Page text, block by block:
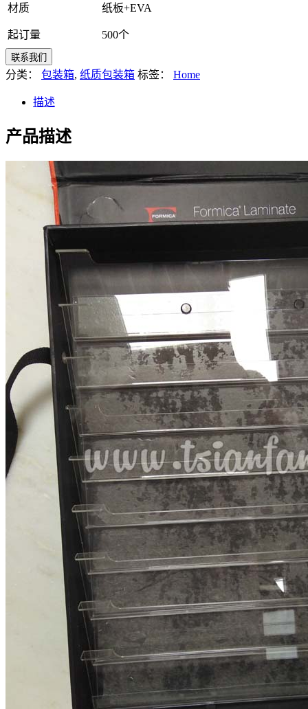
材质 纸板+EVA
起订量 500个
分类： 包装箱, 纸质包装箱 标签： Home
描述
产品描述